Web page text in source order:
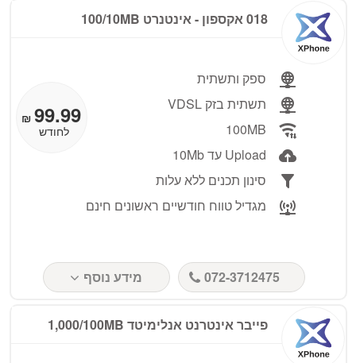
018 אקספון ‏- אינטנרט 100/10MB
ספק ותשתית
תשתית בזק VDSL
100MB
Upload עד 10Mb
סינון תכנים ללא עלות
מגדיל טווח חודשיים ראשונים חינם
99.99
₪
לחודש
072-3712475 מידע נוסף
פייבר אינטרנט אנלימיטד 1,000/100MB